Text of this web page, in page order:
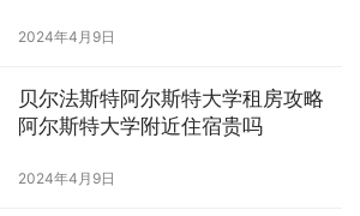
2024年4月9日
贝尔法斯特阿尔斯特大学租房攻略
阿尔斯特大学附近住宿贵吗
2024年4月9日